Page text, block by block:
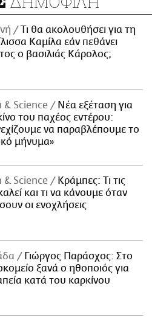
Τι θα ακολουθήσει για τη
Καμίλα εάν πεθάνει
ο βασιλιάς Κάρολος;
& Science
Νέα εξέταση για
του παχέος εντέρου:
να παραβλέπουμε το
μήνυμα»
& Science
Κράμπες: Τι τις
και τι να κάνουμε όταν
οι ενοχλήσεις
Γιώργος Παράσχος: Στο
ξανά ο ηθοποιός για
κατά του καρκίνου